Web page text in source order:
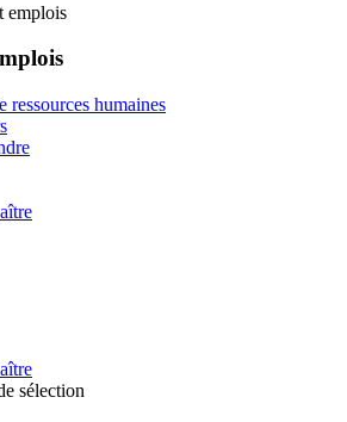
emplois
ressources humaines
sélection